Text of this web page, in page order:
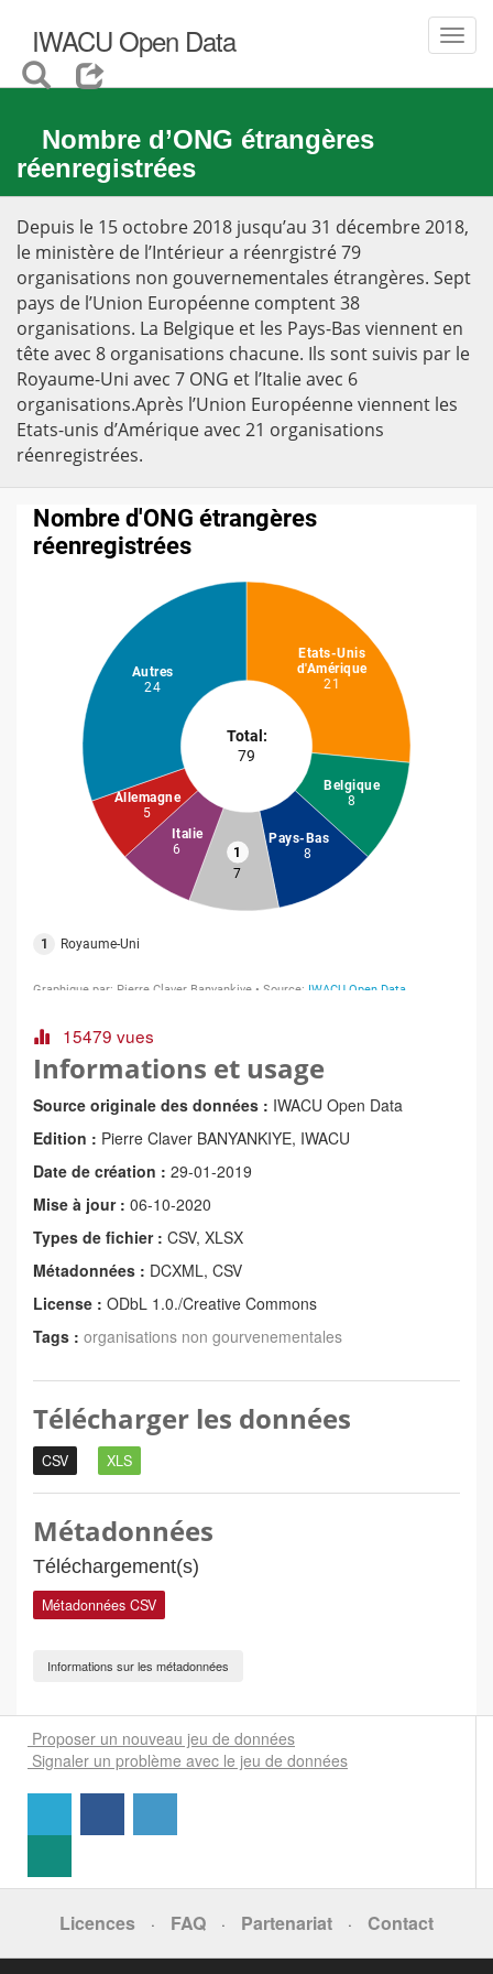
IWACU Open Data
Nombre d’ONG étrangères
réenregistrées
Depuis le 15 octobre 2018 jusqu’au 31 décembre 2018,
le ministère de l’Intérieur a réenrgistré 79
organisations non gouvernementales étrangères. Sept
pays de l’Union Européenne comptent 38
organisations. La Belgique et les Pays-Bas viennent en
tête avec 8 organisations chacune. Ils sont suivis par le
Royaume-Uni avec 7 ONG et l’Italie avec 6
organisations.Après l’Union Européenne viennent les
Etats-unis d’Amérique avec 21 organisations
réenregistrées.
15479 vues
Informations et usage
Source originale des données : IWACU Open Data
Edition : Pierre Claver BANYANKIYE, IWACU
Date de création : 29-01-2019
Mise à jour : 06-10-2020
Types de fichier : CSV, XLSX
Métadonnées : DCXML, CSV
License : ODbL 1.0./Creative Commons
Tags : organisations non gourvenementales
Télécharger les données
CSV XLS
Métadonnées
Téléchargement(s)
Métadonnées CSV
Informations sur les métadonnées
Proposer un nouveau jeu de données
Signaler un problème avec le jeu de données
Licences · FAQ · Partenariat · Contact